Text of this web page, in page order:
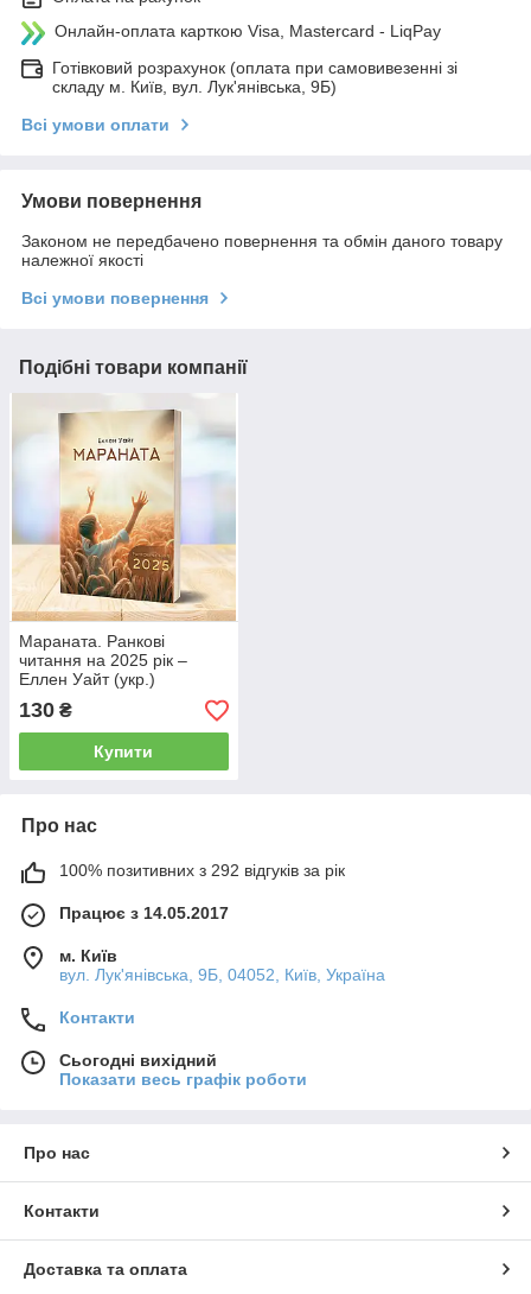
Онлайн-оплата карткою Visa, Mastercard - LiqPay
Готівковий розрахунок (оплата при самовивезенні зі
складу м. Київ, вул. Лук'янівська, 9Б)
Всі умови оплати
Умови повернення
Законом не передбачено повернення та обмін даного товару
належної якості
Всі умови повернення
Подібні товари компанії
Мараната. Ранкові
читання на 2025 рік –
Еллен Уайт (укр.)
130 ₴
Купити
Про нас
100% позитивних з 292 відгуків за рік
Працює з 14.05.2017
м. Київ
вул. Лук'янівська, 9Б, 04052, Київ, Україна
Контакти
Сьогодні вихідний
Показати весь графік роботи
Про нас
Контакти
Доставка та оплата